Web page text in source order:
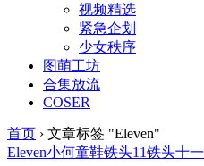
视频精选
紧急企划
少女秩序
图萌工坊
合集放流
COSER
首页 › 文章标签 "Eleven"
Eleven小何童鞋铁头11铁头十一